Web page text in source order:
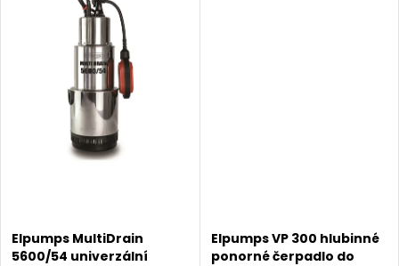
Elpumps MultiDrain
5600/54 univerzální
Elpumps VP 300 hlubinné
ponorné čerpadlo do